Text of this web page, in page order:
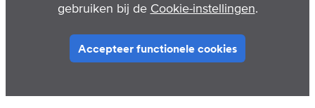
gebruiken bij de Cookie-instellingen.
Accepteer functionele cookies